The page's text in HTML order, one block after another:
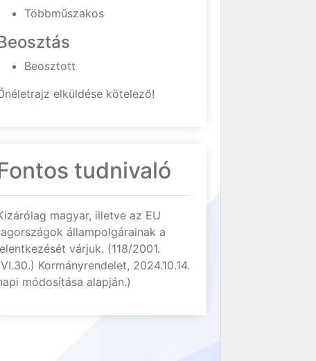
Többműszakos
Beosztott
elküldése kötelező!
tudnivaló
magyar, illetve az EU
állampolgárainak a
várjuk. (118/2001.
Kormányrendelet, 2024.10.14.
módosítása alapján.)